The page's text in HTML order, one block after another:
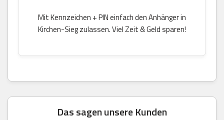
Mit Kennzeichen + PIN einfach den Anhänger in
Kirchen-Sieg zulassen. Viel Zeit & Geld sparen!
Das sagen unsere Kunden